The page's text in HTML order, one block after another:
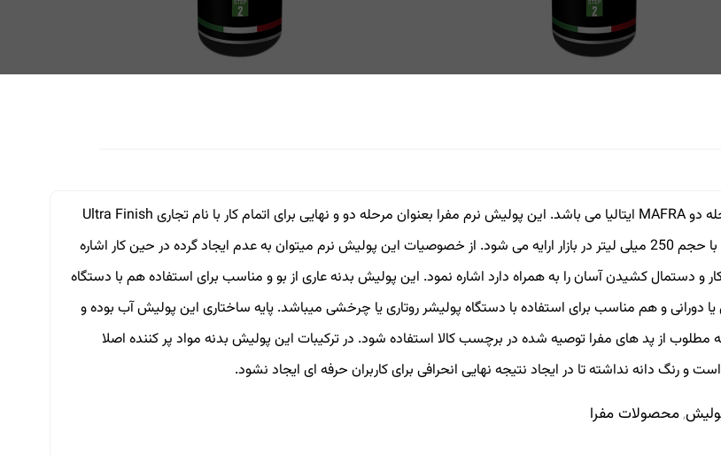
پولیش نرم مرحله دو MAFRA ایتالیا می باشد. این پولیش نرم مفرا بعنوان مرحله دو و نهایی برای اتمام کار با نام تجاری Ultra Finish
ILLUMINA2.0 با حجم 250 میلی لیتر در بازار ارایه می شود. از خصوصیات این پولیش نرم میتوان به عدم ایجاد گرده در حین کار اشاره
و دستمال کشیدن آسان را به همراه دارد اشاره نمود. این پولیش بدنه عاری از بو و مناسب برای استفاده هم با دستگاه
یا دورانی و هم مناسب برای استفاده با دستگاه پولیشر روتاری یا چرخشی میباشد. پایه ساختاری این پولیش آب بوده و
مطلوب از پد های مفرا توصیه شده در برچسب کالا استفاده شود. در ترکیبات این پولیش بدنه مواد پر کننده اصلا
و رنگ دانه نداشته تا در ایجاد نتیجه نهایی انحرافی برای کاربران حرفه ای ایجاد نشود.
,محصولات مفرا